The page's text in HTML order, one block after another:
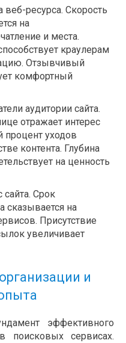
веб-ресурса. Скорость
на
и места.
краулерам
Отзывчивый
комфортный
аудитории сайта.
отражает интерес
процент уходов
контента. Глубина
на ценность
сайта. Срок
сказывается на
Присутствие
увеличивает
и
эффективного
поисковых сервисах.